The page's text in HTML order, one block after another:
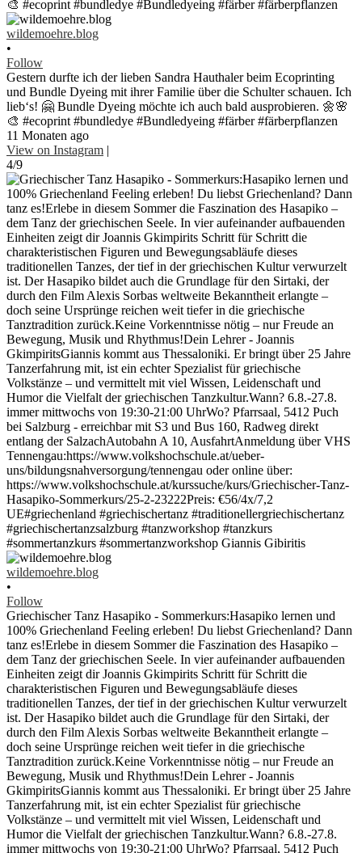
wildemoehre.blog
•
Follow
Gestern durfte ich der lieben Sandra Hauthaler beim Ecoprinting
und Bundle Dyeing mit ihrer Familie über die Schulter schauen. Ich
lieb‘s! 🤗 Bundle Dyeing möchte ich auch bald ausprobieren. 🌼🌸
🎨 #ecoprint #bundledye #Bundledyeing #färber #färberpflanzen
11 Monaten ago
View on Instagram |
4/9
wildemoehre.blog
•
Follow
Griechischer Tanz Hasapiko - Sommerkurs:Hasapiko lernen und
100% Griechenland Feeling erleben! Du liebst Griechenland? Dann
tanz es!Erlebe in diesem Sommer die Faszination des Hasapiko –
dem Tanz der griechischen Seele. In vier aufeinander aufbauenden
Einheiten zeigt dir Joannis Gkimpirits Schritt für Schritt die
charakteristischen Figuren und Bewegungsabläufe dieses
traditionellen Tanzes, der tief in der griechischen Kultur verwurzelt
ist. Der Hasapiko bildet auch die Grundlage für den Sirtaki, der
durch den Film Alexis Sorbas weltweite Bekanntheit erlangte –
doch seine Ursprünge reichen weit tiefer in die griechische
Tanztradition zurück.Keine Vorkenntnisse nötig – nur Freude an
Bewegung, Musik und Rhythmus!Dein Lehrer - Joannis
GkimpiritsGiannis kommt aus Thessaloniki. Er bringt über 25 Jahre
Tanzerfahrung mit, ist ein echter Spezialist für griechische
Volkstänze – und vermittelt mit viel Wissen, Leidenschaft und
Humor die Vielfalt der griechischen Tanzkultur.Wann? 6.8.-27.8.
immer mittwochs von 19:30-21:00 UhrWo? Pfarrsaal, 5412 Puch